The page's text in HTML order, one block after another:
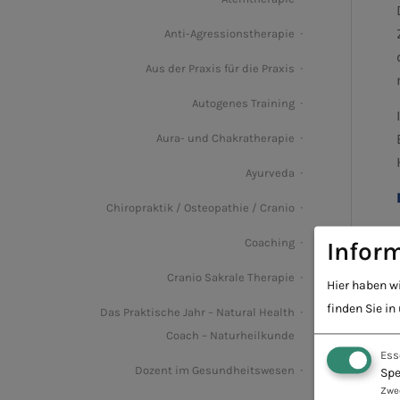
Anti-Agressionstherapie
Aus der Praxis für die Praxis
Autogenes Training
Aura- und Chakratherapie
Ayurveda
Chiropraktik / Osteopathie / Cranio
Coaching
Cranio Sakrale Therapie
Das Praktische Jahr – Natural Health
Coach – Naturheilkunde
Dozent im Gesundheitswesen
Hier haben
finden Sie in